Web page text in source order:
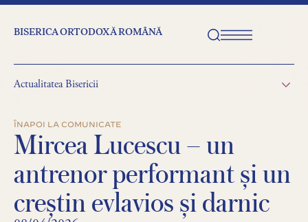
BISERICA ORTODOXĂ ROMÂNĂ
Actualitatea Bisericii
ÎNAPOI LA COMUNICATE
Mircea Lucescu – un
antrenor performant şi un
creştin evlavios şi darnic